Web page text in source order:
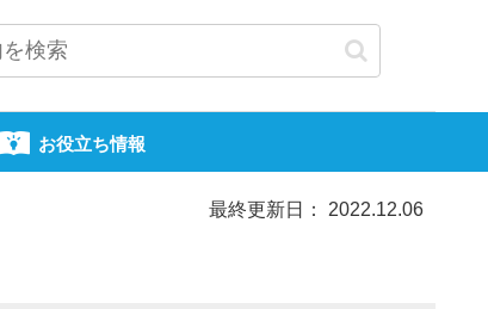
お役立ち情報
最終更新日： 2022.12.06